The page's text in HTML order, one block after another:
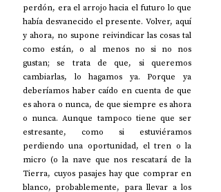
perdón, era el arrojo hacia el futuro lo que
había desvanecido el presente. Volver, aquí
y ahora, no supone reivindicar las cosas tal
como están, o al menos no si no nos
gustan; se trata de que, si queremos
cambiarlas, lo hagamos ya. Porque ya
deberíamos haber caído en cuenta de que
es ahora o nunca, de que siempre es ahora
o nunca. Aunque tampoco tiene que ser
estresante, como si estuviéramos
perdiendo una oportunidad, el tren o la
micro (o la nave que nos rescatará de la
Tierra, cuyos pasajes hay que comprar en